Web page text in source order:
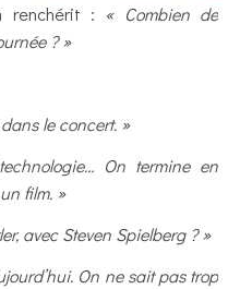
renchérit : « Combien de
? »
le concert. »
On termine en
film. »
avec Steven Spielberg ? »
On ne sait pas trop